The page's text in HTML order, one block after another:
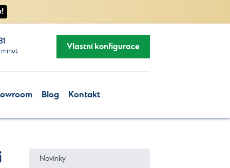
Vlastní konfigurace
Blog Kontakt
Novinky